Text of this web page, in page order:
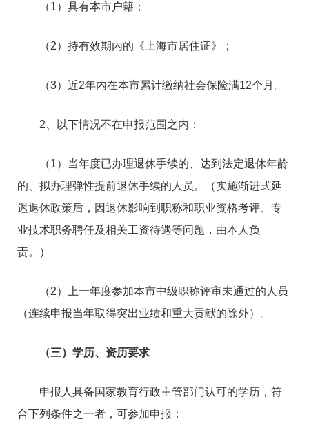
（1）具有本市户籍；
（2）持有效期内的《上海市居住证》；
（3）近2年内在本市累计缴纳社会保险满12个月。
2、以下情况不在申报范围之内：
（1）当年度已办理退休手续的、达到法定退休年龄
的、拟办理弹性提前退休手续的人员。（实施渐进式延
迟退休政策后，因退休影响到职称和职业资格考评、专
业技术职务聘任及相关工资待遇等问题，由本人负
责。）
（2）上一年度参加本市中级职称评审未通过的人员
（连续申报当年取得突出业绩和重大贡献的除外）。
（三）学历、资历要求
申报人具备国家教育行政主管部门认可的学历，符
合下列条件之一者，可参加申报：